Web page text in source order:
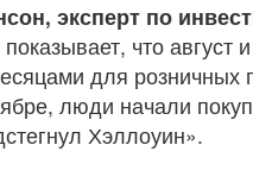
эксперт по
что август
для розничных
люди начали
Хэллоуин».